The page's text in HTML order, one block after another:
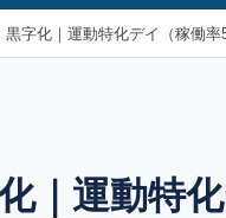
黒字化｜運動特化デイ（稼働率
｜運動特